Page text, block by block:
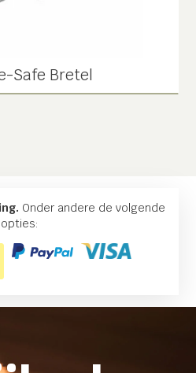
Safe Bretel
Onder andere de volgende
opties: